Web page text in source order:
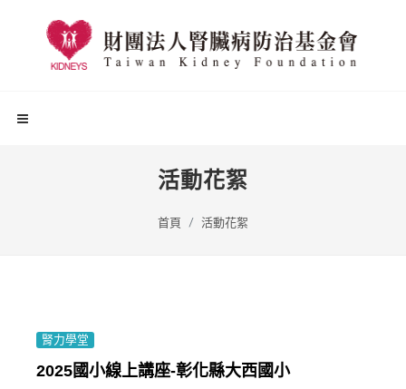
活動花絮
首頁 活動花絮
腎力學堂
2025國小線上講座-彰化縣大西國小